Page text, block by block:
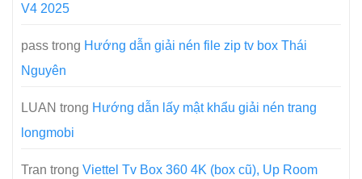
V4 2025
pass trong Hướng dẫn giải nén file zip tv box Thái
Nguyên
LUAN trong Hướng dẫn lấy mật khẩu giải nén trang
longmobi
Tran trong Viettel Tv Box 360 4K (box cũ), Up Room